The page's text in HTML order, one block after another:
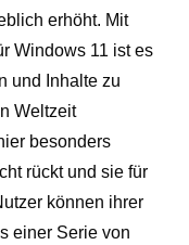
erhöht. Mit
Windows 11 ist es
und Inhalte zu
Weltzeit
besonders
rückt und sie für
können ihrer
einer Serie von